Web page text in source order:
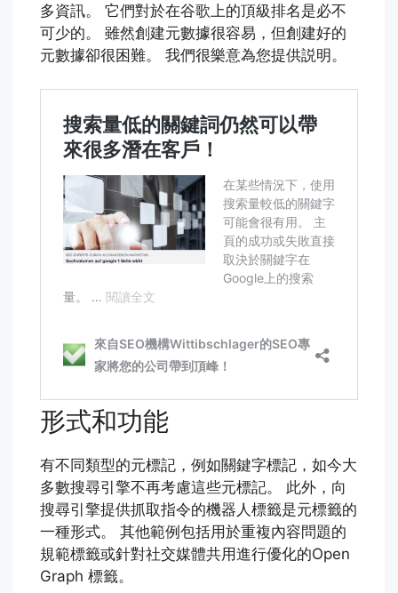
多資訊。 它們對於在谷歌上的頂級排名是必不
可少的。 雖然創建元數據很容易，但創建好的
元數據卻很困難。 我們很樂意為您提供説明。
形式和功能
有不同類型的元標記，例如關鍵字標記，如今大
多數搜尋引擎不再考慮這些元標記。 此外，向
搜尋引擎提供抓取指令的機器人標籤是元標籤的
一種形式。 其他範例包括用於重複內容問題的
規範標籤或針對社交媒體共用進行優化的Open
Graph 標籤。